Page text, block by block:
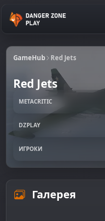
GameHub Red Jets
Red Jets
METACRITIC
DZPLAY
ИГРОКИ
Галерея